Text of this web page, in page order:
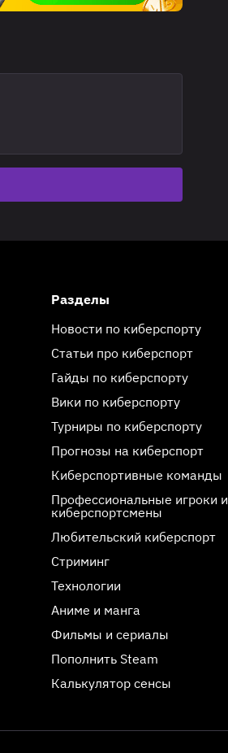
Разделы
Новости по киберспорту
Статьи про киберспорт
Гайды по киберспорту
Вики по киберспорту
Турниры по киберспорту
Прогнозы на киберспорт
Киберспортивные команды
Профессиональные игроки и
киберспортсмены
Любительский киберспорт
Стриминг
Технологии
Аниме и манга
Фильмы и сериалы
Пополнить Steam
Калькулятор сенсы